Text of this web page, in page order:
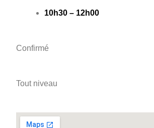
10h30 – 12h00
Confirmé
Tout niveau